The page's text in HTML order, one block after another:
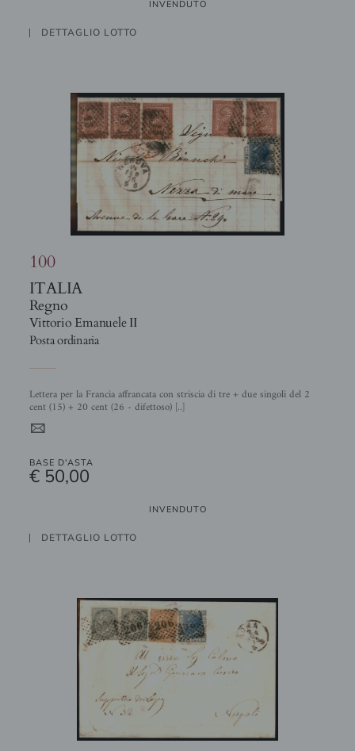
INVENDUTO
DETTAGLIO LOTTO
100
ITALIA
Regno
Vittorio Emanuele II
Posta ordinaria
Lettera per la Francia affrancata con striscia di tre + due singoli del 2
cent (15) + 20 cent (26 - difettoso) [..]
4
BASE D'ASTA
€ 50,00
INVENDUTO
DETTAGLIO LOTTO